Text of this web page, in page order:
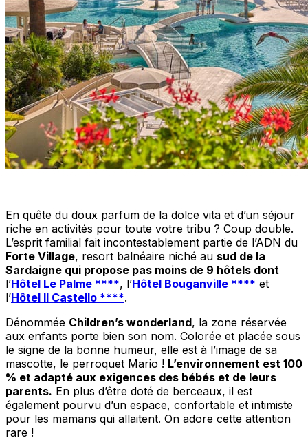
En quête du doux parfum de la dolce vita et d’un séjour
riche en activités pour toute votre tribu ? Coup double.
L’esprit familial fait incontestablement partie de l’ADN du
Forte Village, resort balnéaire niché au sud de la
Sardaigne qui propose pas moins de 9 hôtels dont
l’Hôtel Le Palme ****, l’Hôtel Bouganville **** et
l’Hôtel Il Castello ****.
Dénommée Children’s wonderland, la zone réservée
aux enfants porte bien son nom. Colorée et placée sous
le signe de la bonne humeur, elle est à l’image de sa
mascotte, le perroquet Mario ! L’environnement est 100
% et adapté aux exigences des bébés et de leurs
parents. En plus d’être doté de berceaux, il est
également pourvu d’un espace, confortable et intimiste
pour les mamans qui allaitent. On adore cette attention
rare !